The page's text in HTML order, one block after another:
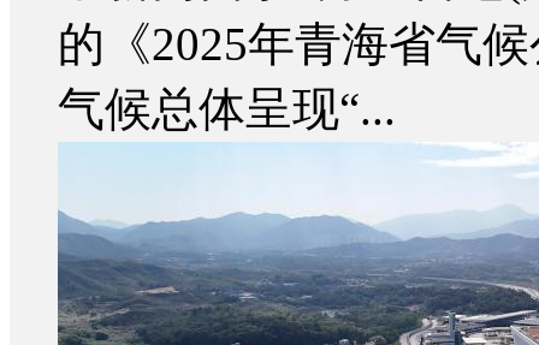
的《2025年青海省气
气候总体呈现“...